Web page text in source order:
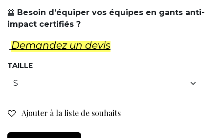
🦺 Besoin d’équiper vos équipes en gants anti-
impact certifiés ?
Demandez un d​evis
TAILLE
Ajouter à la liste de souhaits